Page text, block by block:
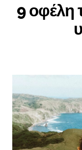
9 οφέλη